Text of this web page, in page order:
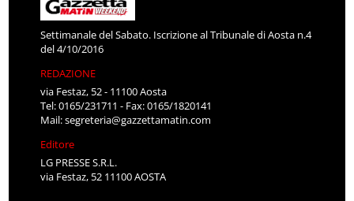
Settimanale del Sabato. Iscrizione al Tribunale di Aosta n.4
del 4/10/2016
REDAZIONE
via Festaz, 52 - 11100 Aosta
Tel: 0165/231711 - Fax: 0165/1820141
Mail:segreteria@gazzettamatin.com
Editore
LG PRESSE S.R.L.
via Festaz, 52 11100 AOSTA